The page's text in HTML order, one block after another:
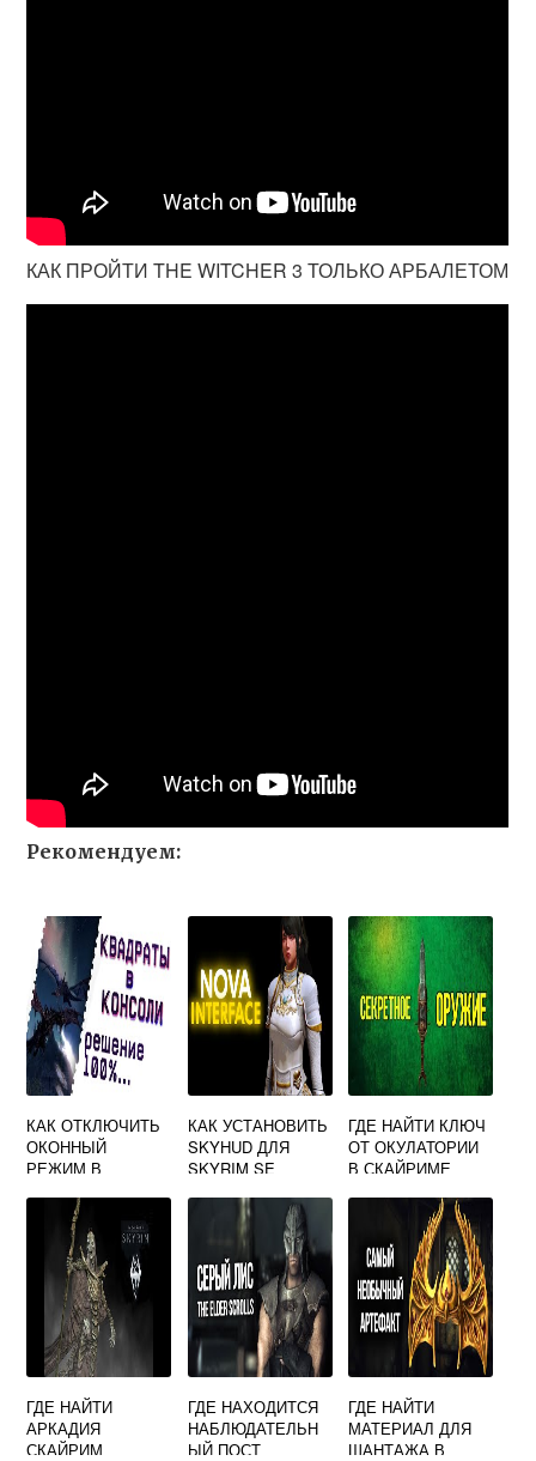
КАК ПРОЙТИ THE WITCHER 3 ТОЛЬКО АРБАЛЕТОМ
Рекомендуем:
КАК ОТКЛЮЧИТЬ
ОКОННЫЙ
РЕЖИМ В
ЭДИШН
КАК УСТАНОВИТЬ
SKYHUD ДЛЯ
SKYRIM SE
ГДЕ НАЙТИ КЛЮЧ
ОТ ОКУЛАТОРИИ
В СКАЙРИМЕ
ГДЕ НАЙТИ
АРКАДИЯ
СКАЙРИМ
ГДЕ НАХОДИТСЯ
НАБЛЮДАТЕЛЬН
ЫЙ ПОСТ
ГДЕ НАЙТИ
МАТЕРИАЛ ДЛЯ
ШАНТАЖА В